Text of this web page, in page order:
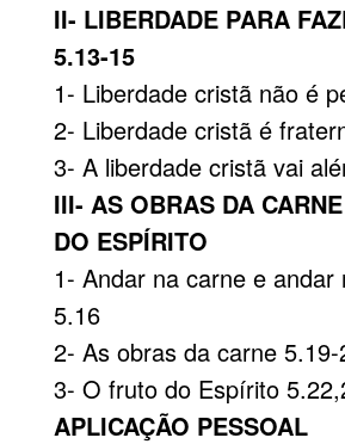
II- LIBERDADE PARA
5.13-15
1- Liberdade cristã não é
2- Liberdade cristã é
3- A liberdade cristã vai
III- AS OBRAS DA
DO ESPÍRITO
1- Andar na carne e andar
5.16
2- As obras da carne 5.19-
3- O fruto do Espírito
APLICAÇÃO PESSOAL